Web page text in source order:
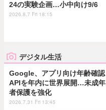
24の実験企画…小中向け9/6
2026.8.7 Fri 18:15
デジタル生活
Google、アプリ向け年齢確認
APIを年内に世界展開…未成年
者保護を強化
2026.7.31 Fri 13:45